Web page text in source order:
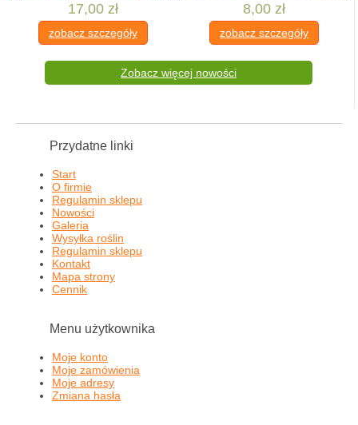
17,00 zł
zobacz szczegóły
8,00 zł
zobacz szczegóły
Zobacz więcej nowości
Przydatne linki
Start
O firmie
Regulamin sklepu
Nowości
Galeria
Wysyłka roślin
Regulamin sklepu
Kontakt
Mapa strony
Cennik
Menu użytkownika
Moje konto
Moje zamówienia
Moje adresy
Zmiana hasła